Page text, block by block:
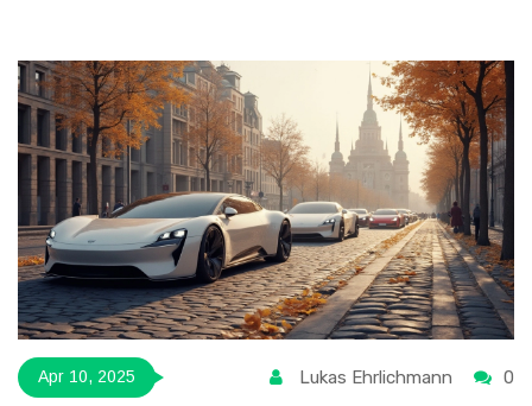
Equipment zur Hand zu haben und die Umgebung zu
sichern, um größeren Schaden zu verhindern. Lernt die
wichtigsten Fakten und Tipps für den richtigen Umgang.
Apr 10, 2025 Lukas Ehrlichmann 0